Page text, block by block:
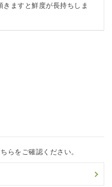
らをご確認ください。
ますと鮮度が長持ちしま